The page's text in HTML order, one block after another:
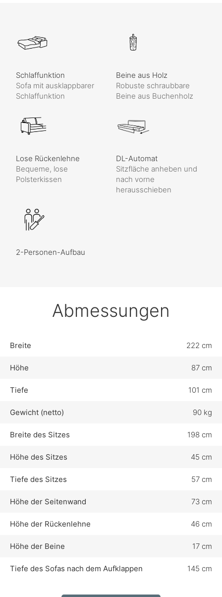
Schlaffunktion
Sofa mit ausklappbarer
Schlaffunktion
Beine aus Holz
Robuste schraubbare
Beine aus Buchenholz
Lose Rückenlehne
Bequeme, lose
Polsterkissen
DL-Automat
Sitzfläche anheben und
nach vorne
herausschieben
2-Personen-Aufbau
Abmessungen
Breite 222 cm
Höhe 87 cm
Tiefe 101 cm
Gewicht (netto) 90 kg
Breite des Sitzes 198 cm
Höhe des Sitzes 45 cm
Tiefe des Sitzes 57 cm
Höhe der Seitenwand 73 cm
Höhe der Rückenlehne 46 cm
Höhe der Beine 17 cm
Tiefe des Sofas nach dem Aufklappen 145 cm